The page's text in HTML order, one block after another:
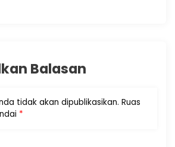
Balasan
tidak akan dipublikasikan. Ruas
*